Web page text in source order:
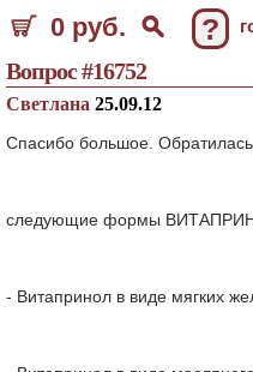
0 руб. ?
Вопрос #16752
Светлана 25.09.12
Спасибо большое.
следующие формы
- Витапринол в виде мягких